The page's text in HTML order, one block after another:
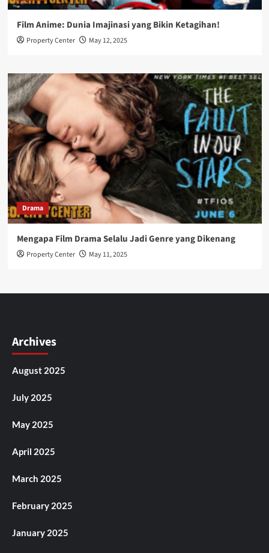
Film Anime: Dunia Imajinasi yang Bikin Ketagihan!
Property Center May 12, 2025
Drama
Mengapa Film Drama Selalu Jadi Genre yang Dikenang
Property Center May 11, 2025
Archives
August 2025
July 2025
May 2025
April 2025
March 2025
February 2025
January 2025